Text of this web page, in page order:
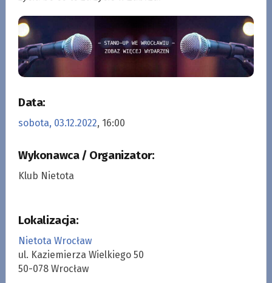
Data:
sobota, 03.12.2022, 16:00
Wykonawca / Organizator:
Klub Nietota
Lokalizacja:
Nietota Wrocław
ul. Kaziemierza Wielkiego 50
50-078 Wrocław